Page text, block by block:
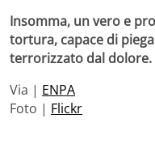
Insomma, un vero e
tortura, capace di
terrorizzato dal dolore.
Via | ENPA
Foto | Flickr